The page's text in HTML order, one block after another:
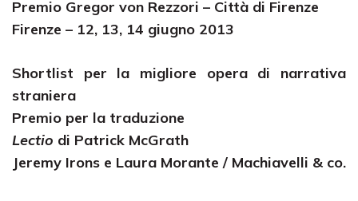
Premio Gregor von Rezzori – Città di Firenze
Firenze – 12, 13, 14 giugno 2013
Shortlist per la migliore opera di narrativa
straniera
Premio per la traduzione
Lectio di Patrick McGrath
Jeremy Irons e Laura Morante / Machiavelli & co.